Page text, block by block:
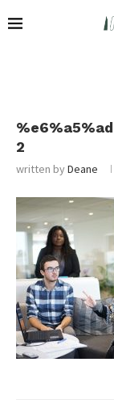
2
written byDeane